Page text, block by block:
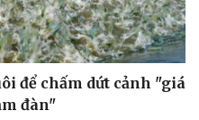
để chấm dứt cảnh "giá
đàn"